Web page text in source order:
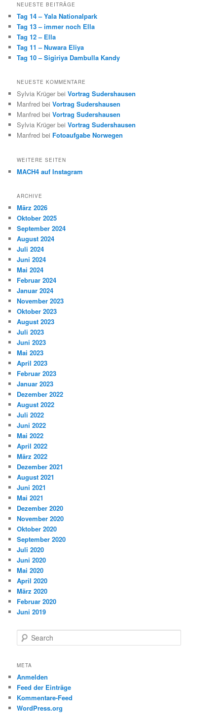
NEUESTE BEITRÄGE
Tag 14 – Yala Nationalpark
Tag 13 – immer noch Ella
Tag 12 – Ella
Tag 11 – Nuwara Eliya
Tag 10 – Sigiriya Dambulla Kandy
NEUESTE KOMMENTARE
Sylvia Krüger beiVortrag Sudershausen
Manfred beiVortrag Sudershausen
Manfred beiVortrag Sudershausen
Sylvia Krüger beiVortrag Sudershausen
Manfred bei Fotoaufgabe Norwegen
WEITERE SEITEN
MACH4 auf Instagram
ARCHIVE
März 2026
Oktober 2025
September 2024
August 2024
Juli 2024
Juni 2024
Mai 2024
Februar 2024
Januar 2024
November 2023
Oktober 2023
August 2023
Juli 2023
Juni 2023
Mai 2023
April 2023
Februar 2023
Januar 2023
Dezember 2022
August 2022
Juli 2022
Juni 2022
Mai 2022
April 2022
März 2022
Dezember 2021
August 2021
Juni 2021
Mai 2021
Dezember 2020
November 2020
Oktober 2020
September 2020
Juli 2020
Juni 2020
Mai 2020
April 2020
März 2020
Februar 2020
Juni 2019
e
r
h
META
Anmelden
Feed der Einträge
Kommentare-Feed
WordPress.org